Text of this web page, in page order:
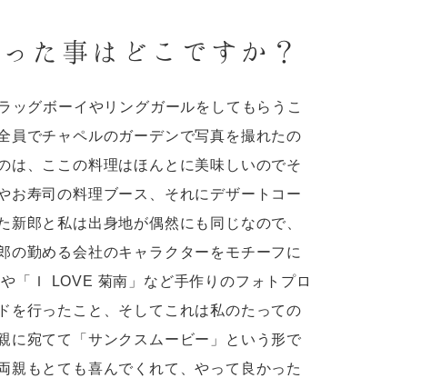
た事はどこですか？
ッグボーイやリングガールをしてもらうこ
員でチャペルのガーデンで写真を撮れたの
は、ここの料理はほんとに美味しいのでそ
お寿司の料理ブース、それにデザートコー
郎と私は出身地が偶然にも同じなので、
の勤める会社のキャラクターをモチーフに
「Ｉ LOVE 菊南」など手作りのフォトプロ
を行ったこと、そしてこれは私のたっての
に宛てて「サンクスムービー」という形で
もとても喜んでくれて、やって良かった